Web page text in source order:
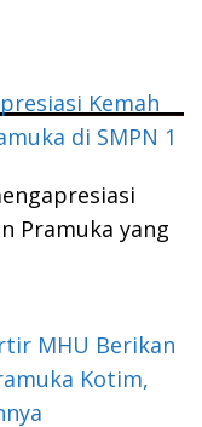
Kemah
di SMPN 1
Pramuka yang
MHU Berikan
Kotim,